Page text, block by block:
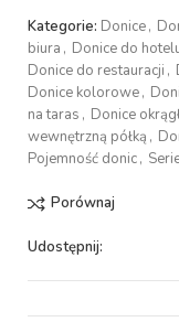
Kategorie: Donice,
biura , Donice do
Donice do restauracji ,
Donice kolorowe,
na taras , Donice
wewnętrzną półką ,
Pojemność donic,
Porównaj
Udostępnij: